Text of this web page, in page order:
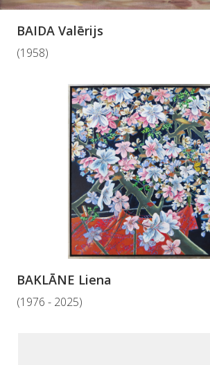
BAIDA Valērijs
(1958)
BAKLĀNE Liena
(1976 - 2025)